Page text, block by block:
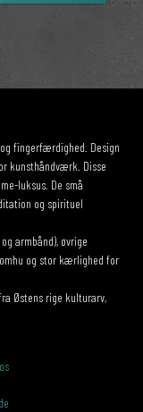
fingerfærdighed. Design
kunsthåndværk. Disse
luksus. De små
og spirituel
armbånd), øvrige
og stor kærlighed for
Østens rige kulturarv,